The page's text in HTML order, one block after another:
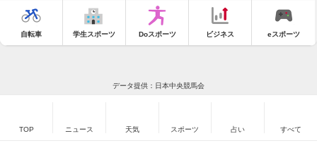
自転車 学生スポーツ Doスポーツ ビジネス eスポーツ
データ提供：日本中央競馬会
TOP ニュース 天気 スポーツ 占い すべて